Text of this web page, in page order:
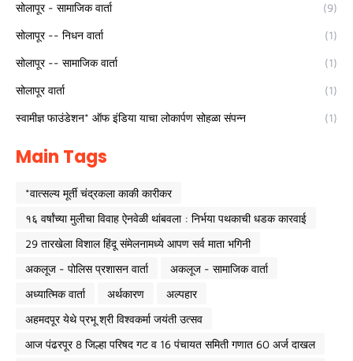
सोलापूर - सामाजिक वार्ता (9)
सोलापूर -- निधन वार्ता (1)
सोलापूर -- सामाजिक वार्ता (1)
सोलापूर वार्ता (1)
स्वामीज्ञ फाउंडेशन* ऑफ इंडिया याचा लोकार्पण सोहळा संपन्न (1)
Main Tags
*वात्सल्य मूर्ती चंद्रकला काकी कारीकर
१६ वर्षांच्या मुलीचा विवाह ऐनवेळी थांबवला : निर्भया पथकाची धडक कारवाई
29 तारखेला विशाल हिंदू संमेलनामध्ये आपण सर्व माता भगिनी
अकलूज - पोलिस प्रशासन वार्ता
अकलूज - सामाजिक वार्ता
अध्यात्मिक वार्ता
अर्थकारण
अल्पहार
अहमदपूर येथे प्रभू श्री विश्वकर्मा जयंती उत्सव
आज पंढरपूर 8 जिल्हा परिषद गट व 16 पंचायत समिती गणात 60 अर्ज दाखल